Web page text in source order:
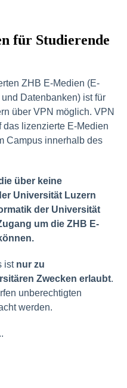
für Studierende
ZHB E-Medien (E-
Datenbanken) ist für
über VPN möglich. VPN
lizenzierte E-Medien
Campus innerhalb des
über keine
Universität Luzern
der Universität
um die ZHB E-
ist nur zu
Zwecken erlaubt.
unberechtigten
werden.